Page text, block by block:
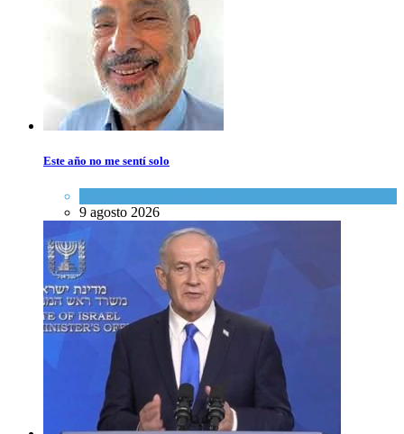
Este año no me sentí solo
9 agosto 2026